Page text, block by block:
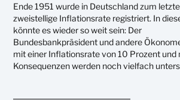
Ende 1951 wurde in Deutschland zum
zweistellige Inflationsrate registriert. In
könnte es wieder so weit sein: Der
Bundesbankpräsident und andere
mit einer Inflationsrate von 10 Prozent und
Konsequenzen werden noch vielfach